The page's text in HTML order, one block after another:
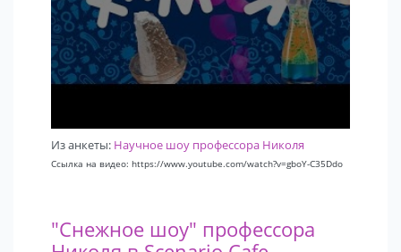
Из анкеты: Научное шоу профессора Николя
Ссылка на видео: https://www.youtube.com/watch?v=gboY-C35Ddo
"Снежное шоу" профессора